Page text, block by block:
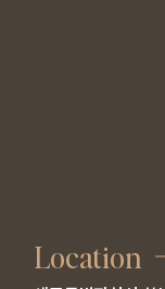
Location